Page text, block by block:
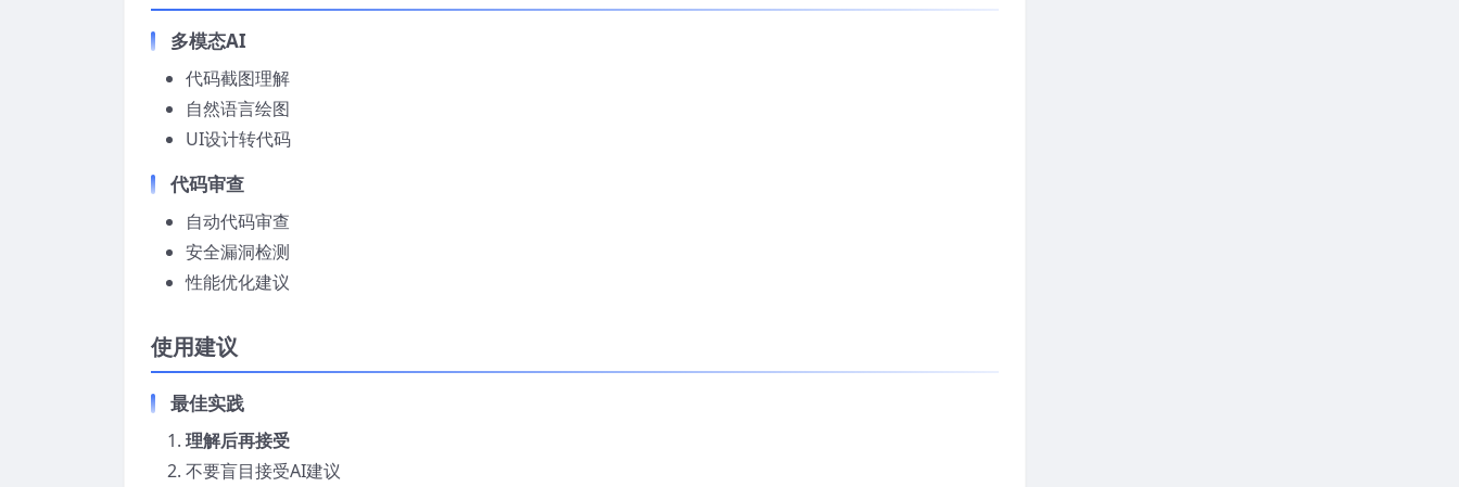
多模态AI
代码截图理解
自然语言绘图
UI设计转代码
代码审查
自动代码审查
安全漏洞检测
性能优化建议
使用建议
最佳实践
理解后再接受
不要盲目接受AI建议